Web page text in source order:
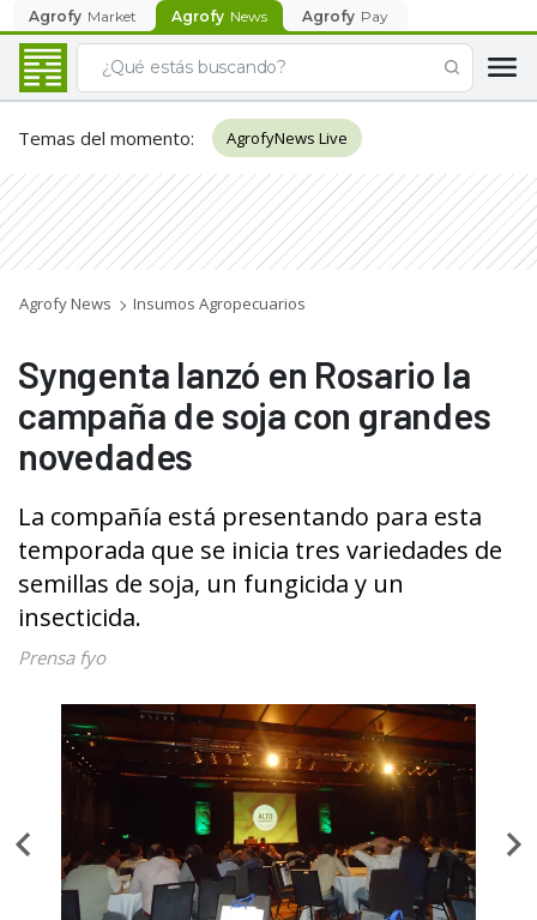
Agrofy Market Agrofy News Agrofy Pay
Temas del momento: AgrofyNews Live
Agrofy News Insumos Agropecuarios
Syngenta lanzó en Rosario la
campaña de soja con grandes
novedades
La compañía está presentando para esta
temporada que se inicia tres variedades de
semillas de soja, un fungicida y un
insecticida.
Prensa fyo